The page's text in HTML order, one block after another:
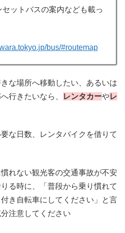
ットバスの案内なども載っ
bus/#routemap
な場所へ移動したい、あるいは
行きたいなら、
レンタカーやレ
な日数、レンタバイクを借りて
れない観光客の交通事故が不安
る時に、「普段から乗り慣れて
き自転車にしてください」と言
注意してください